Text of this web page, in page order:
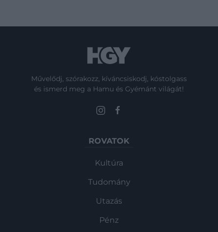
Művelődj, szórakozz, kíváncsiskodj, kóstolgass
és ismerd meg a Hamu és Gyémánt világát!
ROVATOK
Kultúra
Tudomány
Utazás
Pénz